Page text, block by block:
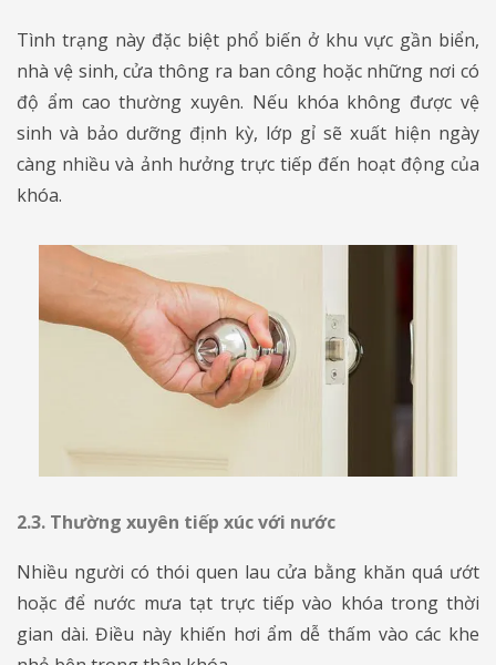
Tình trạng này đặc biệt phổ biến ở khu vực gần biển,
nhà vệ sinh, cửa thông ra ban công hoặc những nơi có
độ ẩm cao thường xuyên. Nếu khóa không được vệ
sinh và bảo dưỡng định kỳ, lớp gỉ sẽ xuất hiện ngày
càng nhiều và ảnh hưởng trực tiếp đến hoạt động của
khóa.
2.3. Thường xuyên tiếp xúc với nước
​​​​​​​Nhiều người có thói quen lau cửa bằng khăn quá ướt
hoặc để nước mưa tạt trực tiếp vào khóa trong thời
gian dài. Điều này khiến hơi ẩm dễ thấm vào các khe